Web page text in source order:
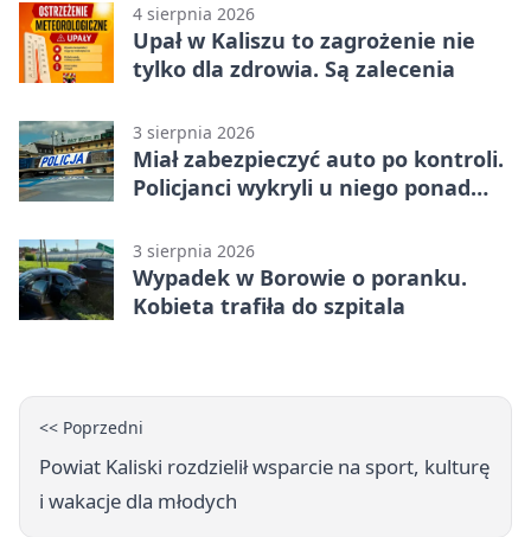
4 sierpnia 2026
Upał w Kaliszu to zagrożenie nie
tylko dla zdrowia. Są zalecenia
3 sierpnia 2026
Miał zabezpieczyć auto po kontroli.
Policjanci wykryli u niego ponad
3 sierpnia 2026
Wypadek w Borowie o poranku.
Kobieta trafiła do szpitala
<< Poprzedni
Powiat Kaliski rozdzielił wsparcie na sport, kulturę
i wakacje dla młodych